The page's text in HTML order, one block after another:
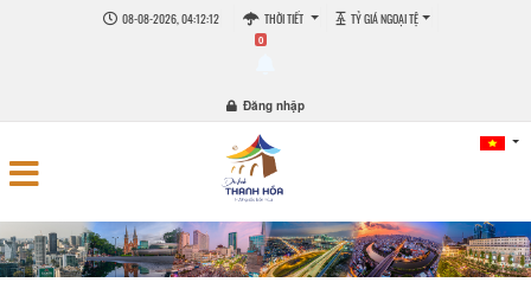
08-08-2026, 04:12:13 THỜI TIẾT TỶ GIÁ NGOẠI TỆ
0
Đăng nhập